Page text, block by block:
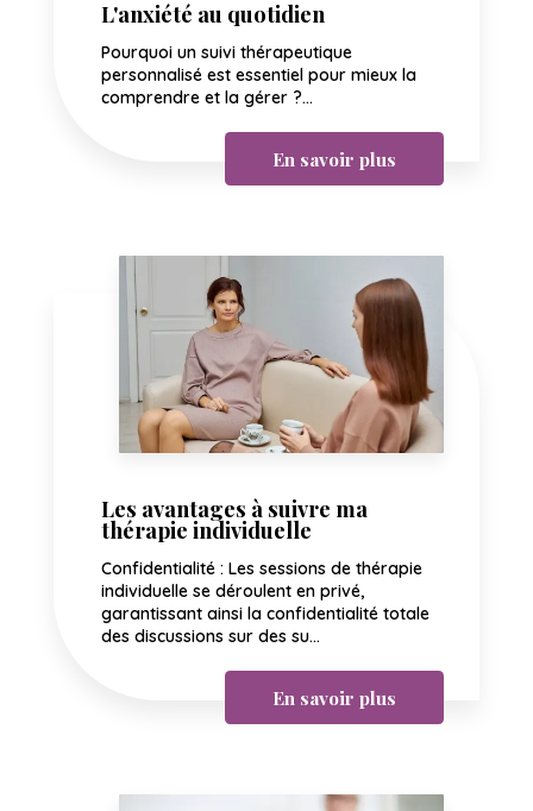
L'anxiété au quotidien
Pourquoi un suivi thérapeutique
personnalisé est essentiel pour mieux la
comprendre et la gérer ?...
En savoir plus
Les avantages à suivre ma
thérapie individuelle
Confidentialité : Les sessions de thérapie
individuelle se déroulent en privé,
garantissant ainsi la confidentialité totale
des discussions sur des su...
En savoir plus